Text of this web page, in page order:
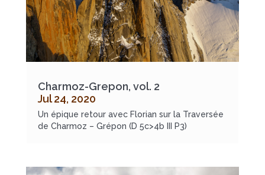
Charmoz-Grepon, vol. 2
Jul 24, 2020
Un épique retour avec Florian sur la Traversée
de Charmoz – Grépon (D 5c>4b III P3)